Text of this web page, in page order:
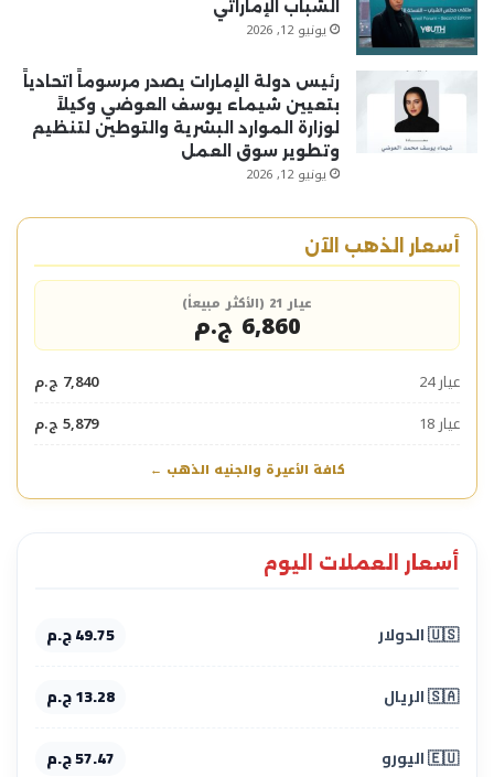
الشباب الإماراتي
يونيو 12, 2026
رئيس دولة الإمارات يصدر مرسوماً اتحادياً
بتعيين شيماء يوسف العوضي وكيلاً
لوزارة الموارد البشرية والتوطين لتنظيم
وتطوير سوق العمل
يونيو 12, 2026
أسعار الذهب الآن
عيار 21 (الأكثر مبيعاً)
6,860 ج.م
عيار 24
7,840 ج.م
عيار 18
5,879 ج.م
كافة الأعيرة والجنيه الذهب ←
أسعار العملات اليوم
🇺🇸 الدولار 49.75 ج.م
🇸🇦 الريال 13.28 ج.م
🇪🇺 اليورو 57.47 ج.م